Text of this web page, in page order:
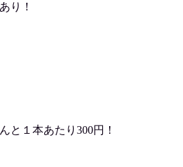
り！
と１本あたり300円！